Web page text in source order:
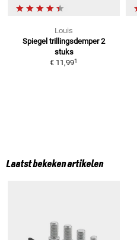
Louis
Spiegel trillingsdemper 2
stuks
€ 11,991
Laatst bekeken artikelen